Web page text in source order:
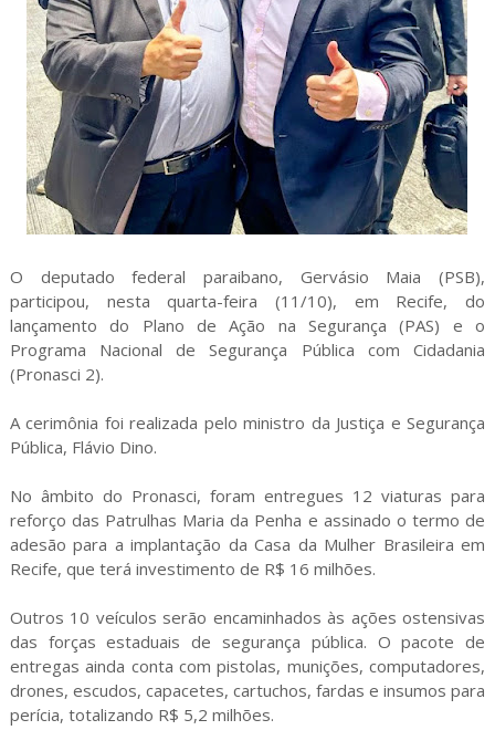
O deputado federal paraibano, Gervásio Maia (PSB),
participou, nesta quarta-feira (11/10), em Recife, do
lançamento do Plano de Ação na Segurança (PAS) e o
Programa Nacional de Segurança Pública com Cidadania
(Pronasci 2).
A cerimônia foi realizada pelo ministro da Justiça e Segurança
Pública, Flávio Dino.
No âmbito do Pronasci, foram entregues 12 viaturas para
reforço das Patrulhas Maria da Penha e assinado o termo de
adesão para a implantação da Casa da Mulher Brasileira em
Recife, que terá investimento de R$ 16 milhões.
Outros 10 veículos serão encaminhados às ações ostensivas
das forças estaduais de segurança pública. O pacote de
entregas ainda conta com pistolas, munições, computadores,
drones, escudos, capacetes, cartuchos, fardas e insumos para
perícia, totalizando R$ 5,2 milhões.